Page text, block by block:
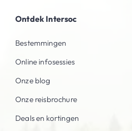
Ontdek Intersoc
Bestemmingen
Online infosessies
Onze blog
Onze reisbrochure
Deals en kortingen